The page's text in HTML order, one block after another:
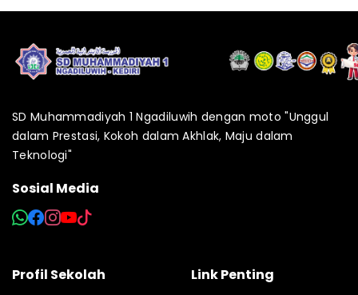
SD Muhammadiyah 1 Ngadiluwih dengan moto "Unggul
dalam Prestasi, Kokoh dalam Akhlak, Maju dalam
Teknologi"
Sosial Media
Profil Sekolah Link Penting